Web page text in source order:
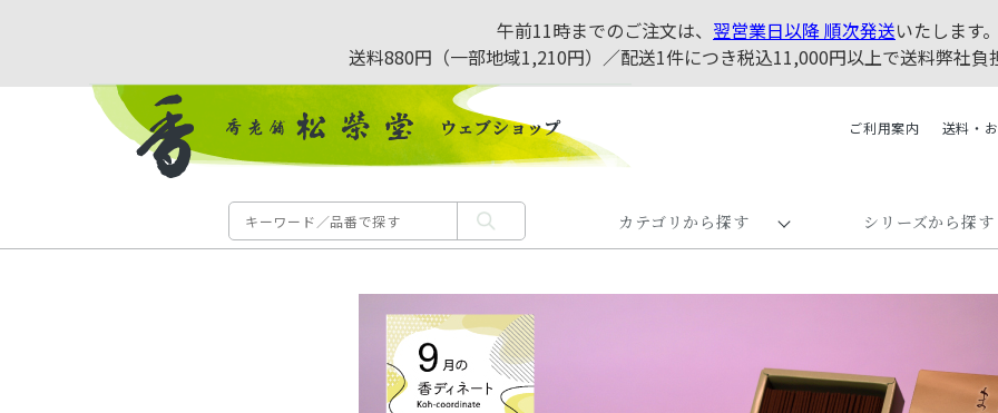
午前11時までのご注文は、 翌営業日以降 順次発送いたします
送料880円（一部地域1,210円）／配送1件につき税込11,000円以上で送料弊社
ご利用案内 送料・
カテゴリから探す シリーズから探す